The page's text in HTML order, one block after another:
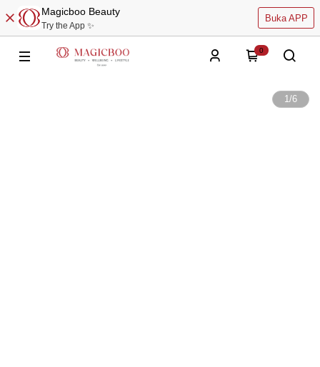
Magicboo Beauty
Try the App ✨
Buka APP
0
1/6